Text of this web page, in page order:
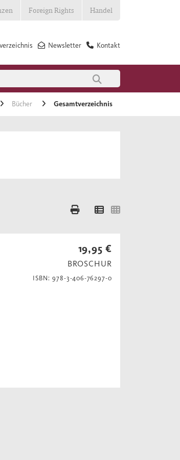
Foreign Rights Handel
Kontakt
Newsletter
Bücher Gesamtverzeichnis
19,95 €
BROSCHUR
ISBN: 978-3-406-76297-0